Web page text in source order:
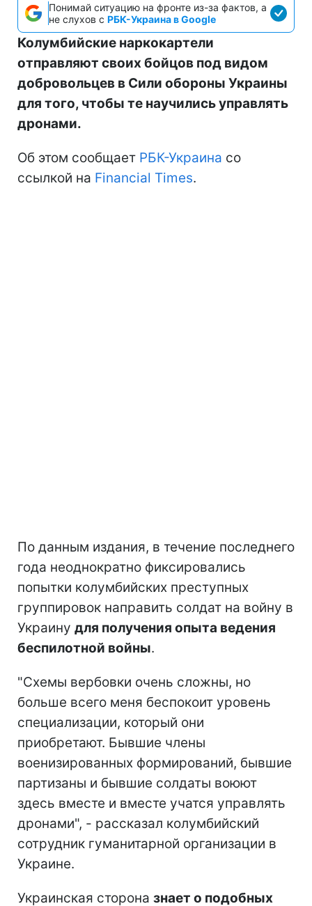
Понимай ситуацию на фронте из-за фактов, а
не слухов с РБК-Украина в Google
Колумбийские наркокартели
отправляют своих бойцов под видом
добровольцев в Сили обороны Украины
для того, чтобы те научились управлять
дронами.
Об этом сообщает РБК-Украина со
ссылкой на Financial Times.
По данным издания, в течение последнего
года неоднократно фиксировались
попытки колумбийских преступных
группировок направить солдат на войну в
Украину для получения опыта ведения
беспилотной войны.
"Схемы вербовки очень сложны, но
больше всего меня беспокоит уровень
специализации, который они
приобретают. Бывшие члены
военизированных формирований, бывшие
партизаны и бывшие солдаты воюют
здесь вместе и вместе учатся управлять
дронами", - рассказал колумбийский
сотрудник гуманитарной организации в
Украине.
Украинская сторона знает о подобных